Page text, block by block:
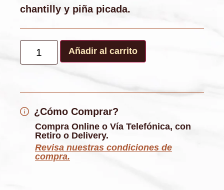
chantilly y piña picada.
Añadir al carrito
¿Cómo Comprar?
Compra Online o Vía Telefónica, con
Retiro o Delivery.
Revisa nuestras condiciones de
compra.